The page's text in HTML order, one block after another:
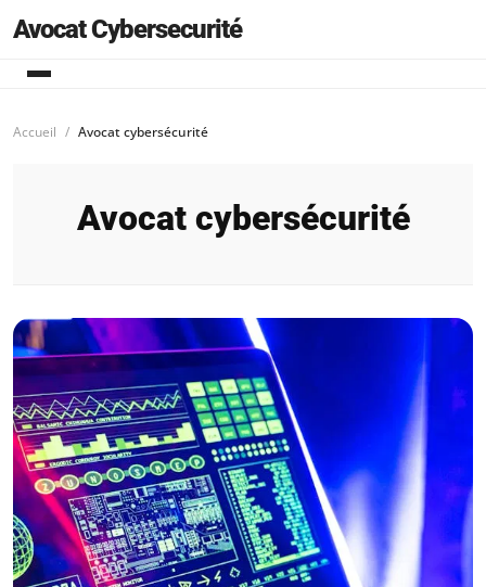
Avocat Cybersecurité
Accueil Avocat cybersécurité
Avocat cybersécurité